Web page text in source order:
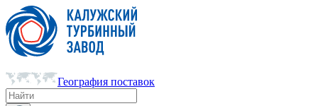
География поставок